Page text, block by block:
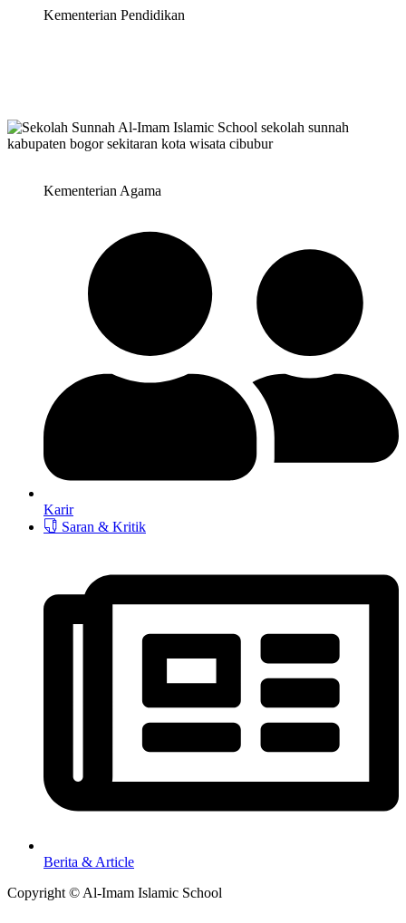
Kementerian Pendidikan
Kementerian Agama
Karir
Saran & Kritik
Berita & Article
Copyright © Al-Imam Islamic School